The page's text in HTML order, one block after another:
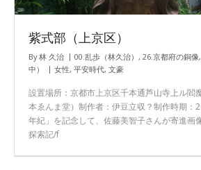
紫式部（上京区）
By林 久治 00.乱歩（林久治） , 26.京都府の銅像,
中）
女性, 平安時代, 文豪
設置場所：京都市上京区千本通芦山寺上ル
本ゑんま堂）制作者：伊豆立収？制作時期：
年紀」を記念して、佐藤美智子さんが寄進
探索記/f